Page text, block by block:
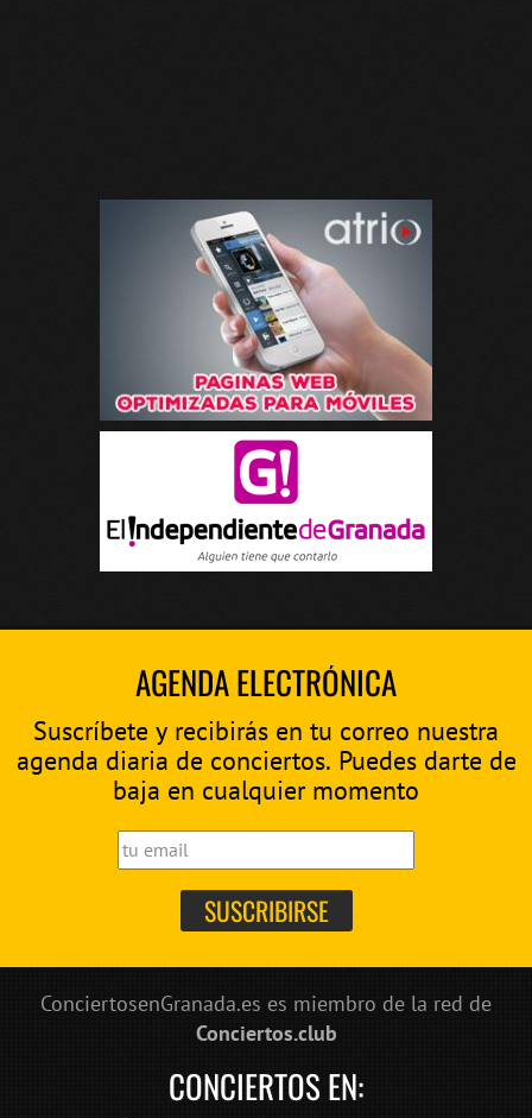
AGENDA ELECTRÓNICA
Suscríbete y recibirás en tu correo nuestra
agenda diaria de conciertos. Puedes darte de
baja en cualquier momento
ConciertosenGranada.es es miembro de la red de
Conciertos.club
CONCIERTOS EN: